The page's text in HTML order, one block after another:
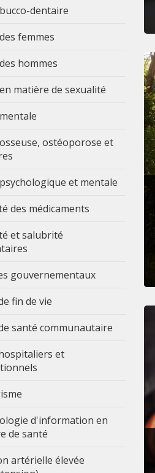
dentaire
femmes
hommes
matière de sexualité
ostéoporose et
et mentale
des médicaments
et salubrité
gouvernementaux
fin de vie
santé communautaire
et
d'information en
de santé
artérielle élevée